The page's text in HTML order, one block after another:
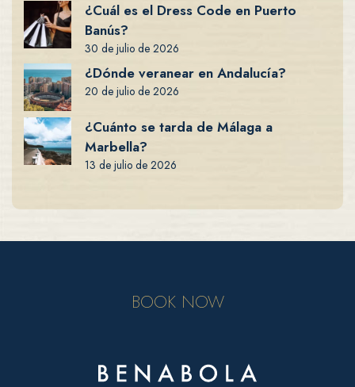
¿Cuál es el Dress Code en Puerto
Banús?
30 de julio de 2026
¿Dónde veranear en Andalucía?
20 de julio de 2026
¿Cuánto se tarda de Málaga a
Marbella?
13 de julio de 2026
BOOK NOW